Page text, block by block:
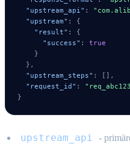
"upstream_api" :
"upstream" :
{
"result" :
{
"success" :
true
}
} ,
"upstream_steps" : [ ] ,
"request_id" :
}
upstream_api
-